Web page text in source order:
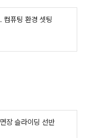
컴퓨팅 환경 셋팅
장 슬라이딩 선반